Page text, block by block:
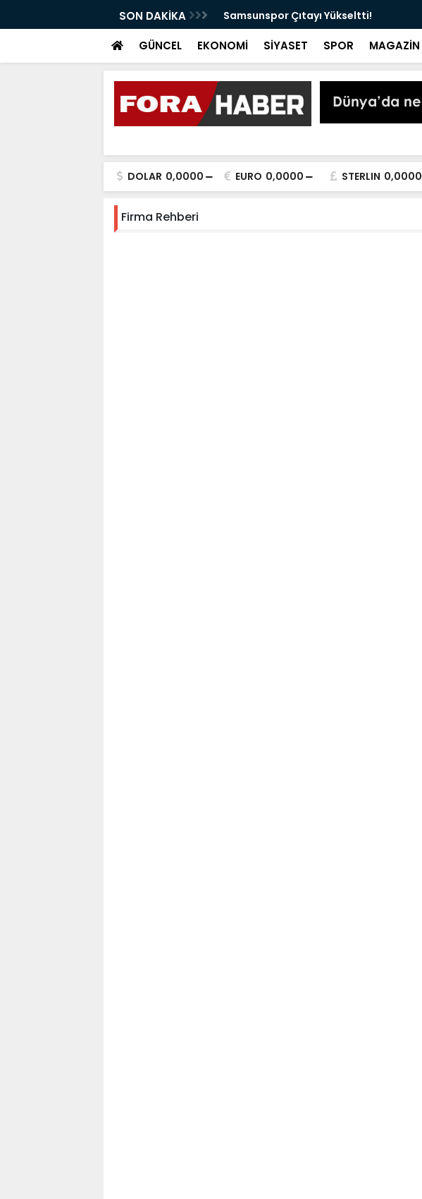
SON DAKİKA
Bir Tekkeköy İçin Çalışıyoruz" Samsunspor Çıtayı Yükseltti!
GÜNCEL EKONOMİ SİYASET SPOR MAGAZİN
DOLAR 0,0000 EURO 0,0000 STERLIN 0,0000
Firma Rehberi